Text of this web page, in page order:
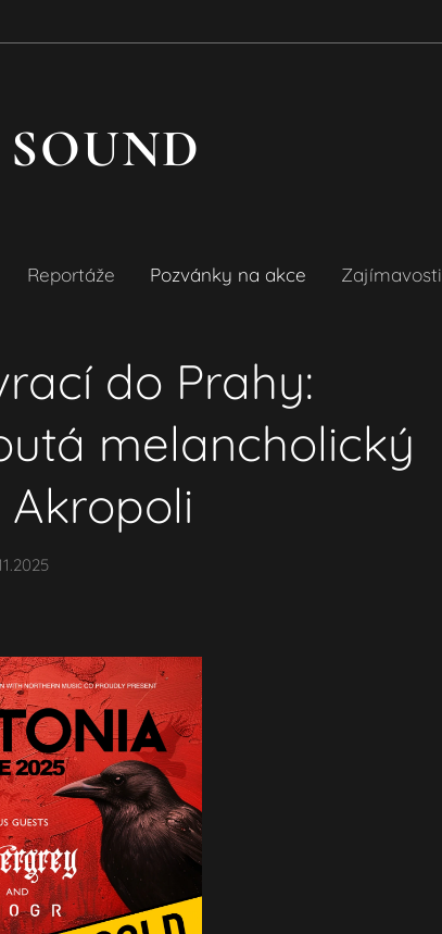
Reportáže Pozvánky na akce Zajímavosti
do Prahy:
melancholický